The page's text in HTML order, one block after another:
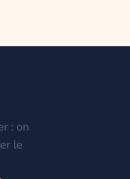
: on
le